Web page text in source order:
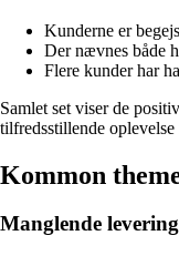
Kunderne er
Der nævnes både
Flere kunder har
Samlet set viser de
tilfredsstillende
Kommon
Manglende